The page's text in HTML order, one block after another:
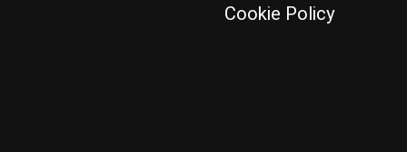
Cookie Policy